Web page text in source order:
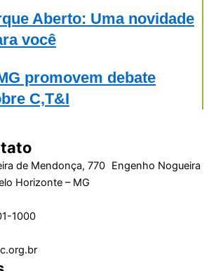
Aberto: Uma novidade
você
promovem debate
C,T&I
de Mendonça, 770 Engenho Nogueira
Horizonte – MG
1000